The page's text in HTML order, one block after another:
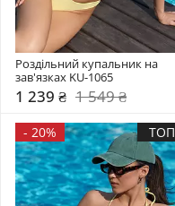
Роздільний купальник на
зав'язках KU-1065
1 239 ₴ 1 549 ₴
- 20% ТОП